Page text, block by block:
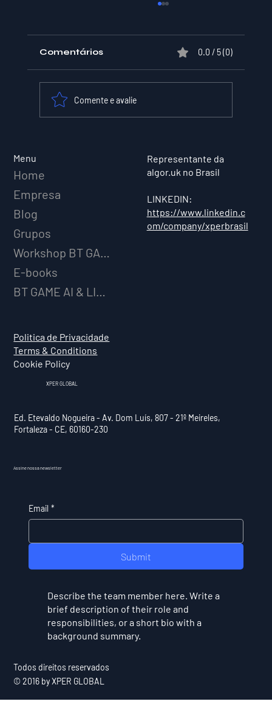
Comentários 0.0 / 5 (0)
Comente e avalie
Menu
Home
Empresa
Blog
Grupos
Workshop BT GAME AI
E-books
BT GAME AI & LICENCIAMENTO
Politica de Privacidade
Terms & Conditions
Cookie Policy
Representante da
algor.uk no Brasil
LINKEDIN:
https://www.linkedin.c
om/company/xperbrasil
XPER GLOBAL
Ed. Etevaldo Nogueira - Av. Dom Luís, 807 - 21º Meireles,
Fortaleza - CE, 60160-230
Assine nossa newsletter
Email *
Submit
Describe the team member here. Write a
brief description of their role and
responsibilities, or a short bio with a
background summary.
Todos direitos reservados
© 2016 by XPER GLOBAL